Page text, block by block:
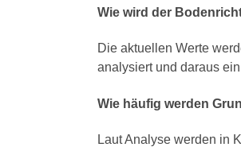
Wie wird der
Die aktuellen Werte
analysiert und daraus
Wie häufig werden
Laut Analyse werden in